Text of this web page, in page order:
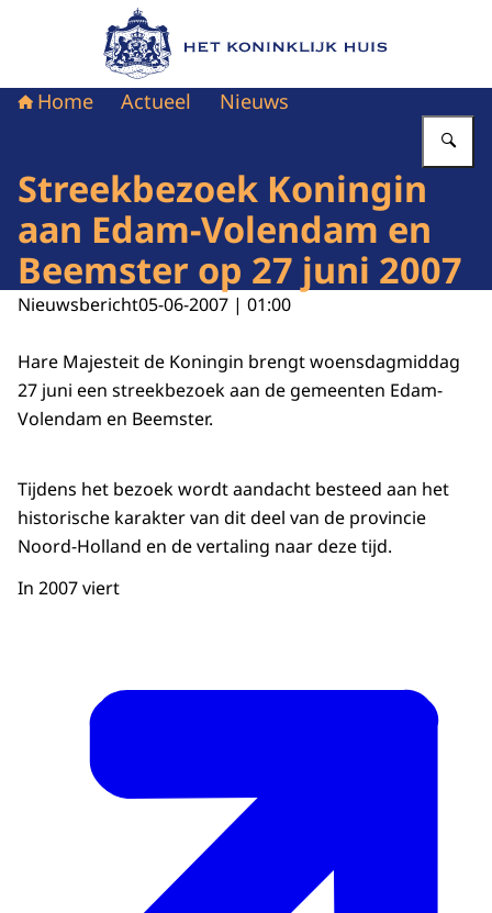
Naar de homepage van Het Koninklijk Huis
Home Actueel Nieuws
Streekbezoek Koningin
aan Edam-Volendam en
Beemster op 27 juni 2007
Nieuwsbericht05-06-2007 | 01:00
Hare Majesteit de Koningin brengt woensdagmiddag
27 juni een streekbezoek aan de gemeenten Edam-
Volendam en Beemster.
Tijdens het bezoek wordt aandacht besteed aan het
historische karakter van dit deel van de provincie
Noord-Holland en de vertaling naar deze tijd.
In 2007 viert